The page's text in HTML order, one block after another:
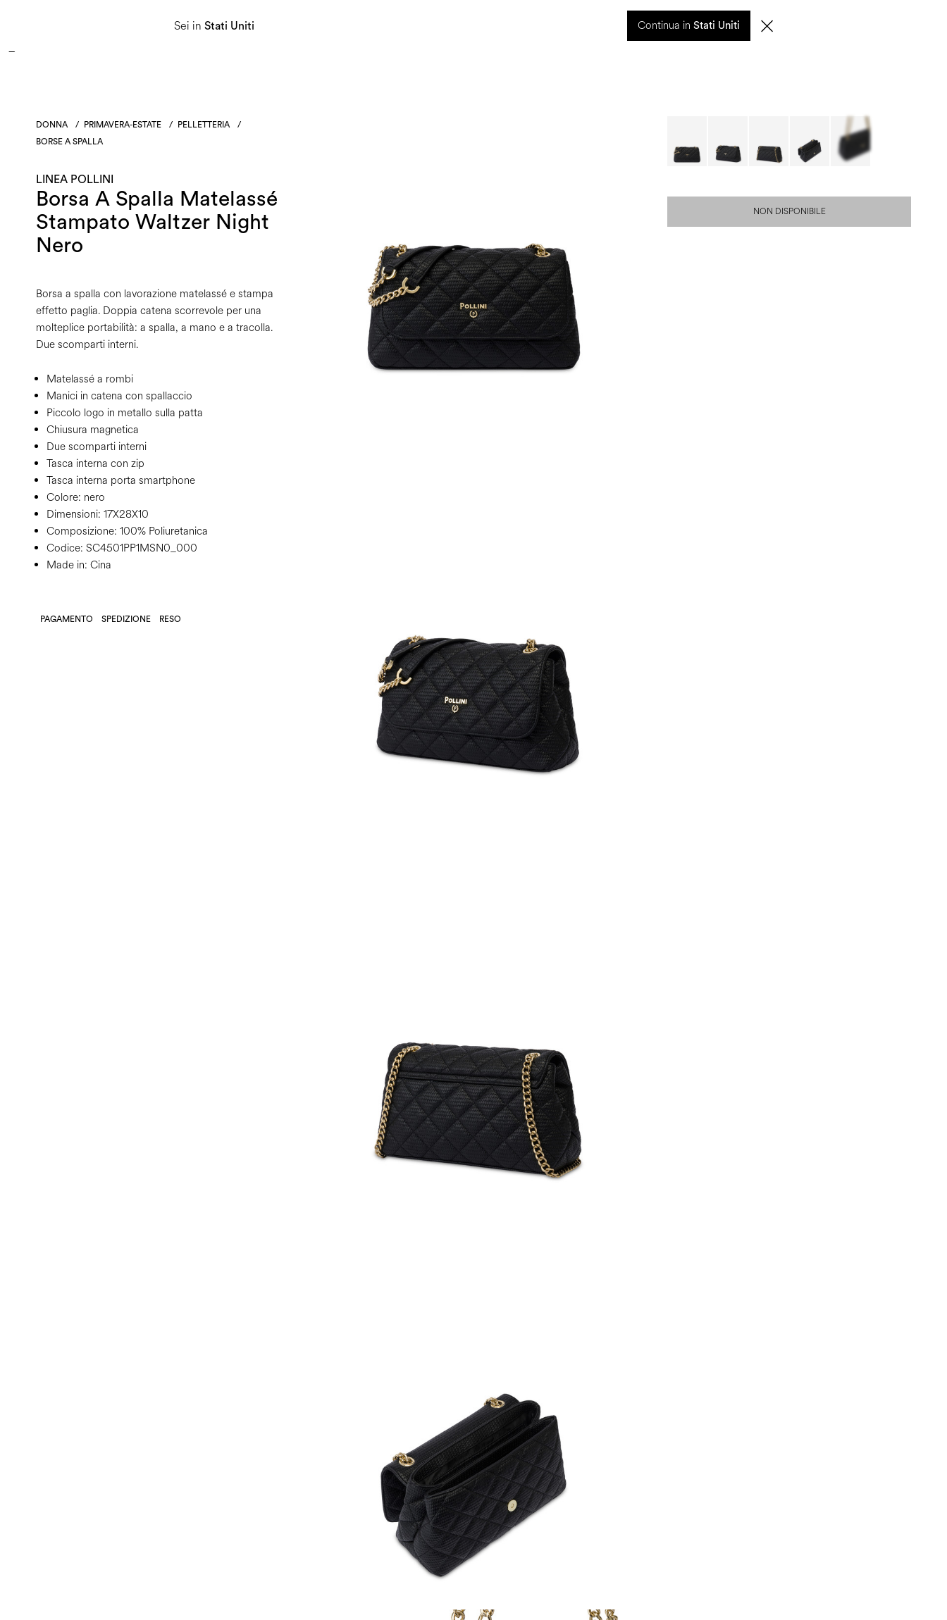
Sei in Stati Uniti Continua in Stati Uniti
APPROFITTA DEI SALDI E SCOPRI LA NUOVA COLLEZIONE AUTUNNO/INVERNO 2026. Dall'8 al 16 agosto il Servizio Clienti non sarà operativo. Le richieste e gli eventuali ritardi nelle spedizioni saranno gestiti a partire dal 17 agosto.
DONNA / PRIMAVERA-ESTATE / PELLETTERIA
/
BORSE A SPALLA
LINEA POLLINI
Borsa A Spalla Matelassé
Stampato Waltzer Night
Nero
Borsa a spalla con lavorazione matelassé e stampa
effetto paglia. Doppia catena scorrevole per una
molteplice portabilità: a spalla, a mano e a tracolla.
Due scomparti interni.
Matelassé a rombi
Manici in catena con spallaccio
Piccolo logo in metallo sulla patta
Chiusura magnetica
Due scomparti interni
Tasca interna con zip
Tasca interna porta smartphone
Colore: nero
Dimensioni: 17X28X10
Composizione: 100% Poliuretanica
Codice: SC4501PP1MSN0_000
Made in: Cina
PAGAMENTO SPEDIZIONE RESO
NON DISPONIBILE